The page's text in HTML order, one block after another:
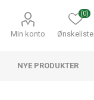
Min konto Ønskeliste
(0)
NYE PRODUKTER